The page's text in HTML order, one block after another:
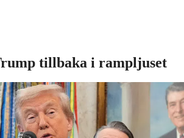
tillbaka i rampljuset
i Vita huset, efter att inte ha synts till på en